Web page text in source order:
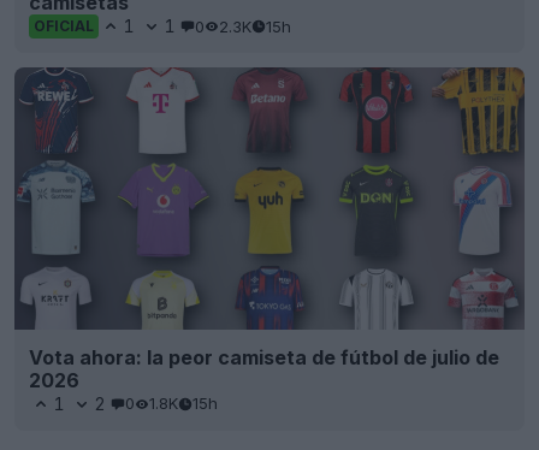
OFICIAL 1 1 0 2.3K 15h
Vota ahora: la peor camiseta de fútbol de julio de
2026
1 2 0 1.8K 15h